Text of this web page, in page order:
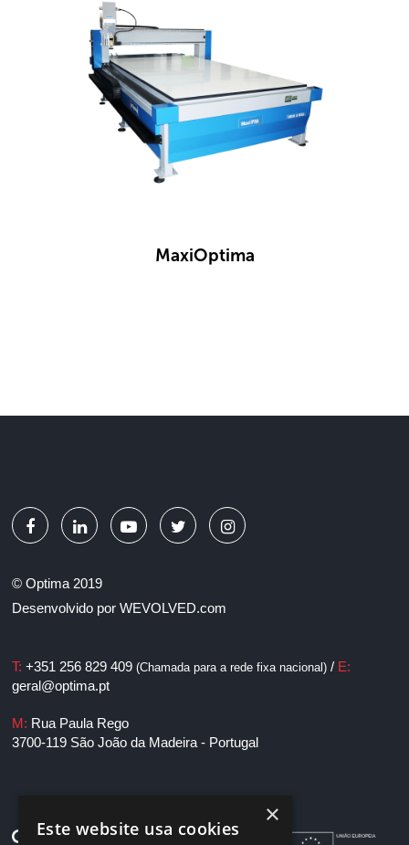
MaxiOptima
© Optima 2019
Desenvolvido porWEVOLVED.com
T: +351 256 829 409(Chamada para a rede fixa nacional) / E:
geral@optima.pt
M: Rua Paula Rego
3700-119 São João da Madeira - Portugal
×
Este website usa cookies